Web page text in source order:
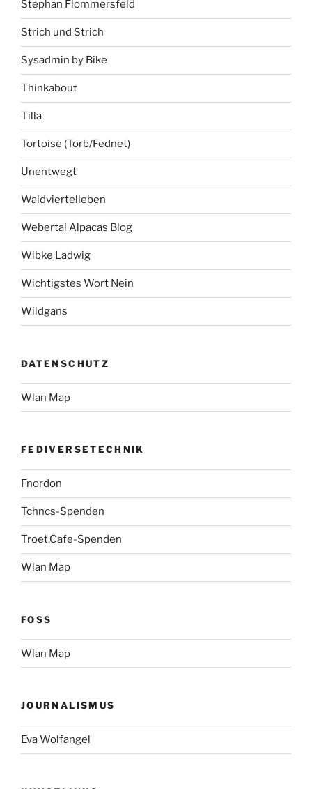
Stephan Flommersfeld
Strich und Strich
Sysadmin by Bike
Thinkabout
Tilla
Tortoise (Torb/Fednet)
Unentwegt
Waldviertelleben
Webertal Alpacas Blog
Wibke Ladwig
Wichtigstes Wort Nein
Wildgans
DATENSCHUTZ
Wlan Map
FEDIVERSETECHNIK
Fnordon
Tchncs-Spenden
Troet.Cafe-Spenden
Wlan Map
FOSS
Wlan Map
JOURNALISMUS
Eva Wolfangel